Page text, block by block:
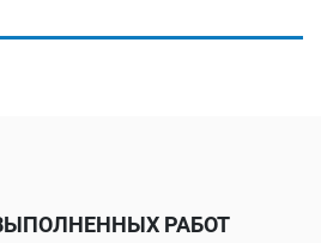
РАБОТ